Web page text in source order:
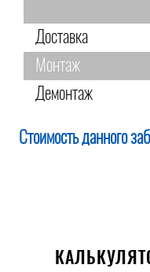
Доставка
Монтаж
Демонтаж
Стоимость данного